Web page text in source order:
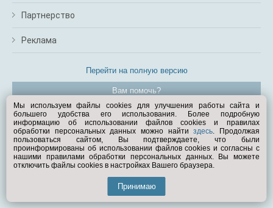
Партнерство
Реклама
Перейти на полную версию
Вам помочь?
© Exist.ru 1998—2026
Мы используем файлы cookies для улучшения работы сайта и
большего удобства его использования. Более подробную
информацию об использовании файлов cookies и правилах
обработки персональных данных можно найтиздесь. Продолжая
пользоваться сайтом, Вы подтверждаете, что были
проинформированы об использовании файлов cookies и согласны с
нашими правилами обработки персональных данных. Вы можете
отключить файлы cookies в настройках Вашего браузера.
Принимаю